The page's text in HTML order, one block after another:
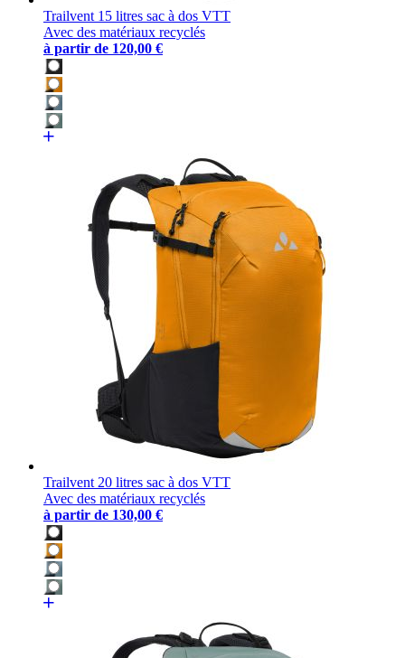
Trailvent 15 litres sac à dos VTT
Avec des matériaux recyclés
à partir de 120,00 €
Trailvent 20 litres sac à dos VTT
Avec des matériaux recyclés
à partir de 130,00 €